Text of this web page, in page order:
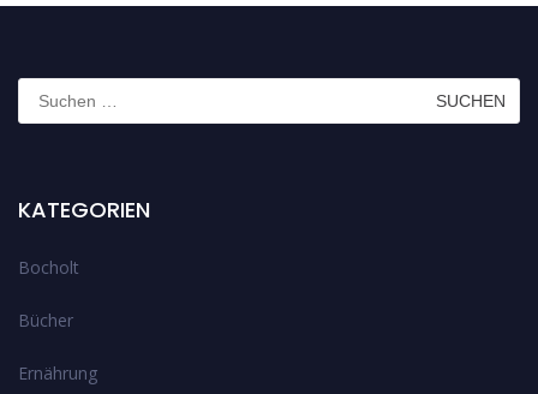
Suchen
nach:
KATEGORIEN
Bocholt
Bücher
Ernährung